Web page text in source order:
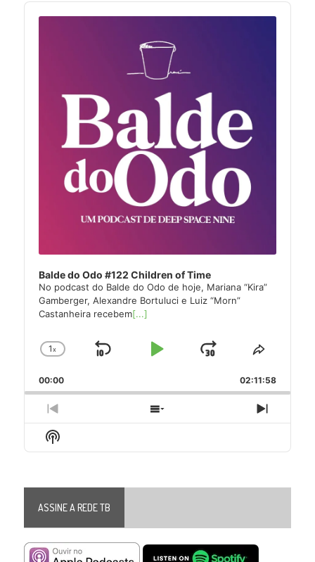
Audio
Player
Balde do Odo #122 Children of Time
No podcast do Balde do Odo de hoje, Mariana “Kira”
Gamberger, Alexandre Bortuluci e Luiz “Morn”
Castanheira recebem[...]
Change
Rate
1x
Skip
Play
Jump
Forward
Share
Episode
00:00 02:11:58
Previous
Episode
Show
Episodes
Next
Episode
Show
Podcast
ASSINE A REDE TB